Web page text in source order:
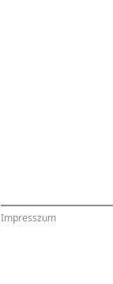
Impresszum